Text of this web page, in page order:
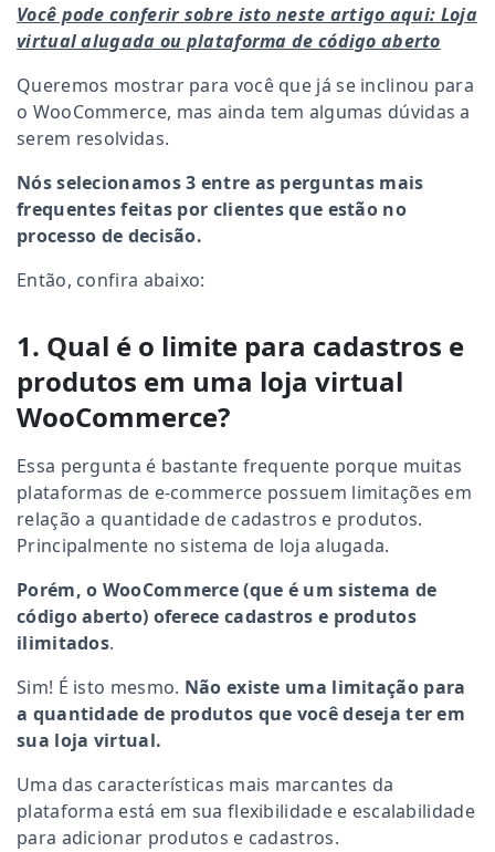
Você pode conferir sobre isto neste artigo aqui: Loja
virtual alugada ou plataforma de código aberto
Queremos mostrar para você que já se inclinou para
o WooCommerce, mas ainda tem algumas dúvidas a
serem resolvidas.
Nós selecionamos 3 entre as perguntas mais
frequentes feitas por clientes que estão no
processo de decisão.
Então, confira abaixo:
1. Qual é o limite para cadastros e
produtos em uma loja virtual
WooCommerce?
Essa pergunta é bastante frequente porque muitas
plataformas de e-commerce possuem limitações em
relação a quantidade de cadastros e produtos.
Principalmente no sistema de loja alugada.
Porém, o WooCommerce (que é um sistema de
código aberto) oferece cadastros e produtos
ilimitados.
Sim! É isto mesmo. Não existe uma limitação para
a quantidade de produtos que você deseja ter em
sua loja virtual.
Uma das características mais marcantes da
plataforma está em sua flexibilidade e escalabilidade
para adicionar produtos e cadastros.